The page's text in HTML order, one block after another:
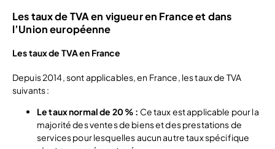
Les taux de TVA en vigueur en France et dans
l’Union européenne
Les taux de TVA en France
Depuis 2014, sont applicables, en France, les taux de TVA
suivants :
Le taux normal de 20 % : Ce taux est applicable pour la
majorité des ventes de biens et des prestations de
services pour lesquelles aucun autre taux spécifique